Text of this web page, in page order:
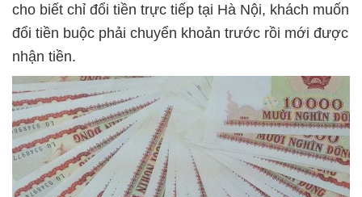
cho biết chỉ đổi tiền trực tiếp tại Hà Nội, khách muốn
đổi tiền buộc phải chuyển khoản trước rồi mới được
nhận tiền.